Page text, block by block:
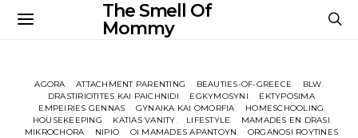
The Smell Of
Mommy
AGORA ATTACHMENT PARENTING BEAUTIES-OF-GREECE
BLW
DRASTIRIOTITES KAI PAICHNIDI
EGKYMOSYNI
EKTYPOSIMA
EMPEIRIES GENNAS
GYNAIKA KAI OMORFIA
HOMESCHOOLING
HOUSEKEEPING
KATIAS VANITY LIFESTYLE
MAMADES EN DRASI
MIKROCHORA
NIPIO OI MAMADES APANTOYN
ORGANOSI ROYTINES